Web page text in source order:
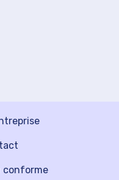
conforme